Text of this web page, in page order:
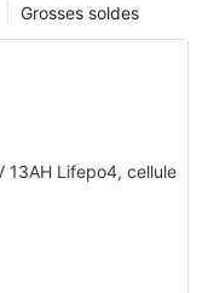
Grosses soldes